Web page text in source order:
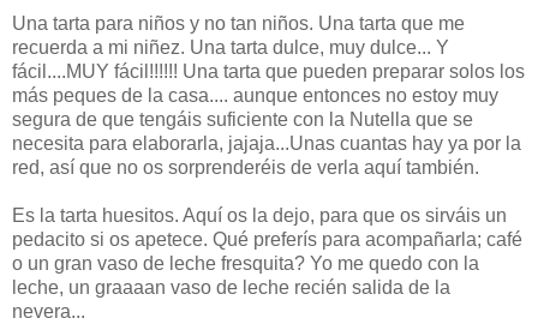
Una tarta para niños y no tan niños. Una tarta que me
recuerda a mi niñez. Una tarta dulce, muy dulce... Y
fácil....MUY fácil!!!!!! Una tarta que pueden preparar solos los
más peques de la casa.... aunque entonces no estoy muy
segura de que tengáis suficiente con la Nutella que se
necesita para elaborarla, jajaja...Unas cuantas hay ya por la
red, así que no os sorprenderéis de verla aquí también.
Es la tarta huesitos. Aquí os la dejo, para que os sirváis un
pedacito si os apetece. Qué preferís para acompañarla; café
o un gran vaso de leche fresquita? Yo me quedo con la
leche, un graaaan vaso de leche recién salida de la
nevera...